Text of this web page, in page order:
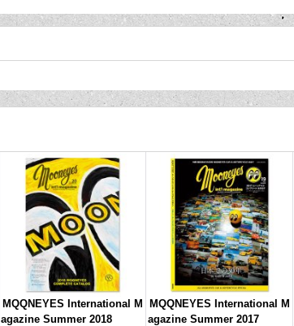
MQQNEYES International M
agazine Summer 2018
MQQNEYES International M
agazine Summer 2017